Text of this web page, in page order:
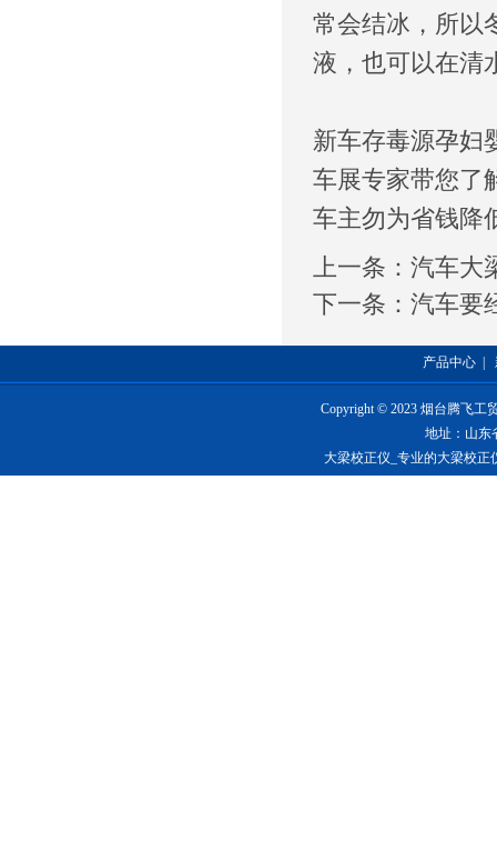
常会结冰，所以
液，也可以在
新车存毒源孕妇
车展专家带您了
车主勿为省钱降
上一条： 汽车大
下一条： 汽车要
产品中心
Copyright © 2023 烟台腾飞工
地址：山东
大梁校正仪_专业的大梁校